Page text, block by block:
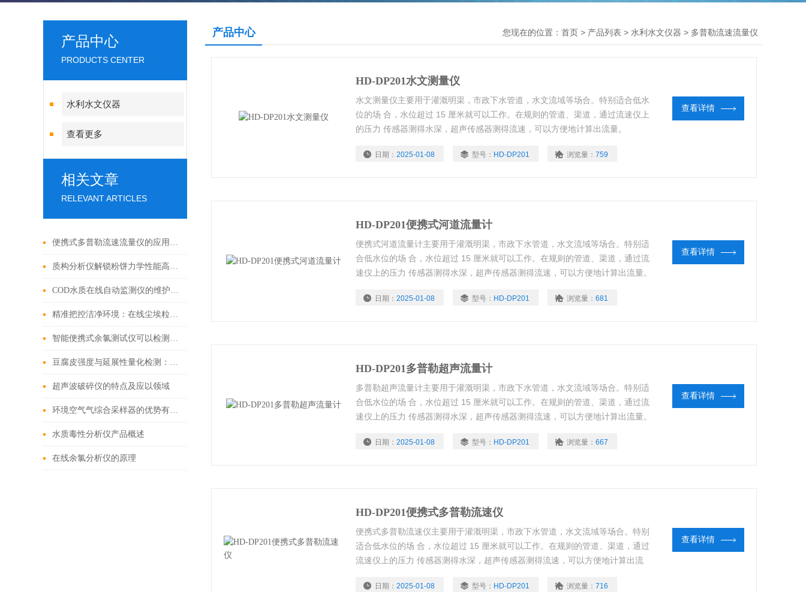
产品中心
PRODUCTS CENTER
水利水文仪器
查看更多
相关文章
RELEVANT ARTICLES
便携式多普勒流速流量仪的应用范围
质构分析仪解锁粉饼力学性能高效检测方案
COD水质在线自动监测仪的维护与保养方法
精准把控洁净环境：在线尘埃粒子计数器的性能与广泛应用
智能便携式余氯测试仪可以检测什么（带你了解市场上好用的余氯测定仪）
豆腐皮强度与延展性量化检测：霍尔德电子质构仪实操演示
超声波破碎仪的特点及应以领域
环境空气气综合采样器的优势有哪些
水质毒性分析仪产品概述
在线余氯分析仪的原理
产品中心 您现在的位置： 首页 > 产品列表 > 水利水文仪器 > 多普勒流速流量仪
HD-DP201水文测量仪
水文测量仪主要用于灌溉明渠，市政下水管道，水文流域等场合。特别适合低水
位的场 合，水位超过 15 厘米就可以工作。在规则的管道、渠道，通过流速仪上
的压力 传感器测得水深，超声传感器测得流速，可以方便地计算出流量。
日期： 2025-01-08 型号： HD-DP201 浏览量： 759
查看详情
HD-DP201便携式河道流量计
便携式河道流量计主要用于灌溉明渠，市政下水管道，水文流域等场合。特别适
合低水位的场 合，水位超过 15 厘米就可以工作。在规则的管道、渠道，通过流
速仪上的压力 传感器测得水深，超声传感器测得流速，可以方便地计算出流量。
日期： 2025-01-08 型号： HD-DP201 浏览量： 681
查看详情
HD-DP201多普勒超声流量计
多普勒超声流量计主要用于灌溉明渠，市政下水管道，水文流域等场合。特别适
合低水位的场 合，水位超过 15 厘米就可以工作。在规则的管道、渠道，通过流
速仪上的压力 传感器测得水深，超声传感器测得流速，可以方便地计算出流量。
日期： 2025-01-08 型号： HD-DP201 浏览量： 667
查看详情
HD-DP201便携式多普勒流速仪
便携式多普勒流速仪主要用于灌溉明渠，市政下水管道，水文流域等场合。特别
适合低水位的场 合，水位超过 15 厘米就可以工作。在规则的管道、渠道，通过
流速仪上的压力 传感器测得水深，超声传感器测得流速，可以方便地计算出流
日期： 2025-01-08 型号： HD-DP201 浏览量： 716
查看详情